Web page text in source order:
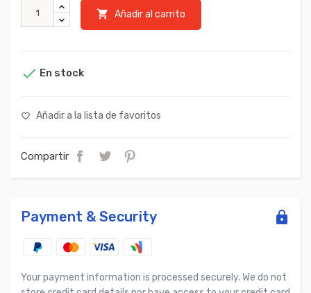
 Añadir al carrito
 En stock
favorite_border Añadir a la lista de favoritos
Compartir
Payment & Security
Your payment information is processed securely. We do not